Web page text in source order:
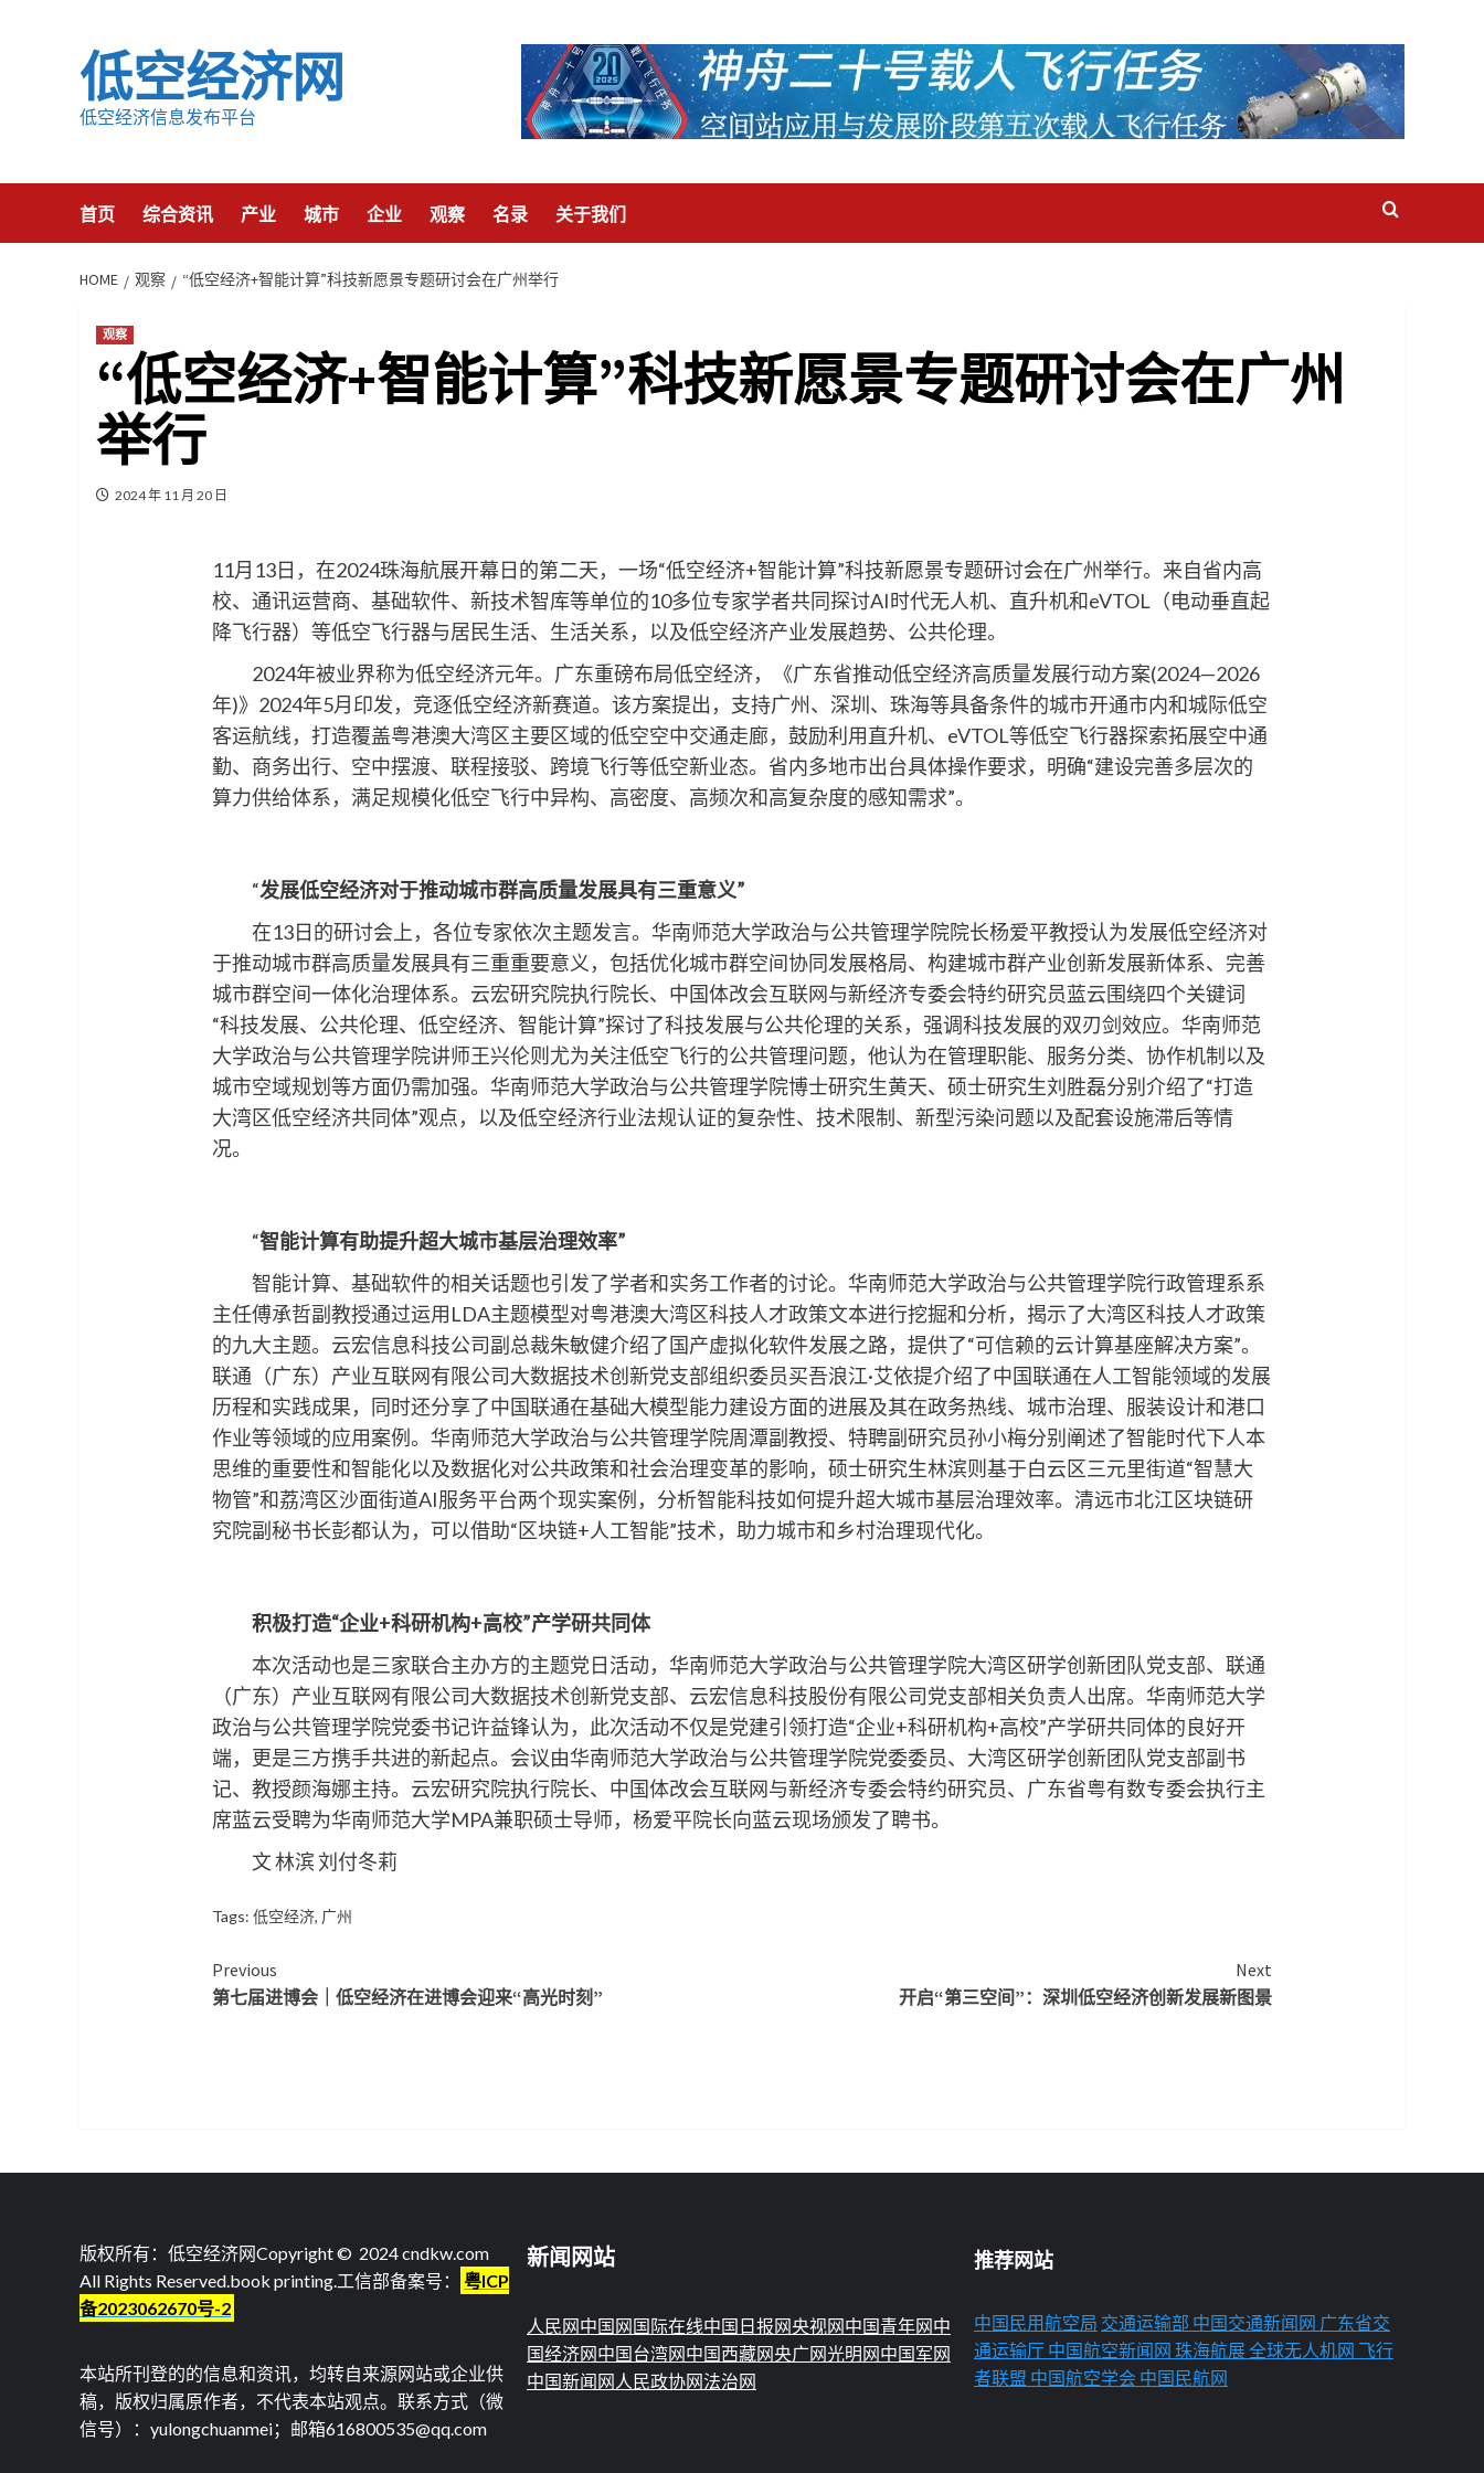
低空经济网
低空经济信息发布平台
首页 综合资讯 产业 城市 企业 观察 名录 关于我们
HOME 观察 “低空经济+智能计算”科技新愿景专题研讨会在广州举行
观察
“低空经济+智能计算”科技新愿景专题研讨会在广州
举行
2024 年 11 月 20 日
11月13日，在2024珠海航展开幕日的第二天，一场“低空经济+智能计算”科技新愿景专题研讨会在广州举行。来自省内高
校、通讯运营商、基础软件、新技术智库等单位的10多位专家学者共同探讨AI时代无人机、直升机和eVTOL（电动垂直起
降飞行器）等低空飞行器与居民生活、生活关系，以及低空经济产业发展趋势、公共伦理。
2024年被业界称为低空经济元年。广东重磅布局低空经济，《广东省推动低空经济高质量发展行动方案(2024—2026
年)》2024年5月印发，竞逐低空经济新赛道。该方案提出，支持广州、深圳、珠海等具备条件的城市开通市内和城际低空
客运航线，打造覆盖粤港澳大湾区主要区域的低空空中交通走廊，鼓励利用直升机、eVTOL等低空飞行器探索拓展空中通
勤、商务出行、空中摆渡、联程接驳、跨境飞行等低空新业态。省内多地市出台具体操作要求，明确“建设完善多层次的
算力供给体系，满足规模化低空飞行中异构、高密度、高频次和高复杂度的感知需求”。
“发展低空经济对于推动城市群高质量发展具有三重意义”
在13日的研讨会上，各位专家依次主题发言。华南师范大学政治与公共管理学院院长杨爱平教授认为发展低空经济对
于推动城市群高质量发展具有三重重要意义，包括优化城市群空间协同发展格局、构建城市群产业创新发展新体系、完善
城市群空间一体化治理体系。云宏研究院执行院长、中国体改会互联网与新经济专委会特约研究员蓝云围绕四个关键词
“科技发展、公共伦理、低空经济、智能计算”探讨了科技发展与公共伦理的关系，强调科技发展的双刃剑效应。华南师范
大学政治与公共管理学院讲师王兴伦则尤为关注低空飞行的公共管理问题，他认为在管理职能、服务分类、协作机制以及
城市空域规划等方面仍需加强。华南师范大学政治与公共管理学院博士研究生黄天、硕士研究生刘胜磊分别介绍了“打造
大湾区低空经济共同体”观点，以及低空经济行业法规认证的复杂性、技术限制、新型污染问题以及配套设施滞后等情
况。
“智能计算有助提升超大城市基层治理效率”
智能计算、基础软件的相关话题也引发了学者和实务工作者的讨论。华南师范大学政治与公共管理学院行政管理系系
主任傅承哲副教授通过运用LDA主题模型对粤港澳大湾区科技人才政策文本进行挖掘和分析，揭示了大湾区科技人才政策
的九大主题。云宏信息科技公司副总裁朱敏健介绍了国产虚拟化软件发展之路，提供了“可信赖的云计算基座解决方案”。
联通（广东）产业互联网有限公司大数据技术创新党支部组织委员买吾浪江·艾依提介绍了中国联通在人工智能领域的发展
历程和实践成果，同时还分享了中国联通在基础大模型能力建设方面的进展及其在政务热线、城市治理、服装设计和港口
作业等领域的应用案例。华南师范大学政治与公共管理学院周潭副教授、特聘副研究员孙小梅分别阐述了智能时代下人本
思维的重要性和智能化以及数据化对公共政策和社会治理变革的影响，硕士研究生林滨则基于白云区三元里街道“智慧大
物管”和荔湾区沙面街道AI服务平台两个现实案例，分析智能科技如何提升超大城市基层治理效率。清远市北江区块链研
究院副秘书长彭都认为，可以借助“区块链+人工智能”技术，助力城市和乡村治理现代化。
积极打造“企业+科研机构+高校”产学研共同体
本次活动也是三家联合主办方的主题党日活动，华南师范大学政治与公共管理学院大湾区研学创新团队党支部、联通
（广东）产业互联网有限公司大数据技术创新党支部、云宏信息科技股份有限公司党支部相关负责人出席。华南师范大学
政治与公共管理学院党委书记许益锋认为，此次活动不仅是党建引领打造“企业+科研机构+高校”产学研共同体的良好开
端，更是三方携手共进的新起点。会议由华南师范大学政治与公共管理学院党委委员、大湾区研学创新团队党支部副书
记、教授颜海娜主持。云宏研究院执行院长、中国体改会互联网与新经济专委会特约研究员、广东省粤有数专委会执行主
席蓝云受聘为华南师范大学MPA兼职硕士导师，杨爱平院长向蓝云现场颁发了聘书。
文 林滨 刘付冬莉
Tags:低空经济, 广州
Continue
Reading
Previous
第七届进博会｜低空经济在进博会迎来“高光时刻”
Next
开启“第三空间”：深圳低空经济创新发展新图景
版权所有：低空经济网Copyright © 2024 cndkw.com
All Rights Reserved.book printing.工信部备案号：
粤ICP
备2023062670号-2
本站所刊登的的信息和资讯，均转自来源网站或企业供
稿，版权归属原作者，不代表本站观点。联系方式（微
信号）：yulongchuanmei；邮箱616800535@qq.com
新闻网站
人民网中国网国际在线中国日报网央视网中国青年网中
国经济网中国台湾网中国西藏网央广网光明网中国军网
中国新闻网人民政协网法治网
推荐网站
中国民用航空局 交通运输部 中国交通新闻网 广东省交
通运输厅 中国航空新闻网 珠海航展全球无人机网 飞行
者联盟 中国航空学会 中国民航网